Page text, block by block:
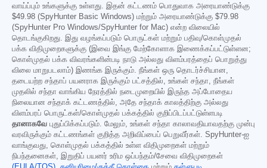
வாய்ப்பும் உங்களுக்கு உள்ளது. இதன் கட்டணம் பொதுவாக அரையாண்டுக்கு
$49.98 (SpyHunter Basic Windows) மற்றும் அரையாண்டுக்கு $79.98
(SpyHunter Pro Windows/SpyHunter for Mac) என்ற விலையில்
தொடங்குகிறது. இது வழங்கப்படும் பொருட்கள் மற்றும் பதிவு/கொள்முதல்
பக்க விதிமுறைகளுக்கு (இவை இங்கு மேற்கோளாக இணைக்கப்பட்டுள்ளன;
கொள்முதல் பக்க விவரங்களின்படி நாடு அல்லது விளம்பரத்தைப் பொறுத்து
விலை மாறுபடலாம்) இணங்க இருக்கும். நீங்கள் ஒரு தொடர்ச்சியான,
தடையற்ற சந்தாப் பயனராக இருக்கும் பட்சத்தில், உங்கள் சந்தா, நீங்கள்
முதலில் சந்தா வாங்கிய நேரத்தில் நடைமுறையில் இருந்த அப்போதைய
நிலையான சந்தாக் கட்டணத்தில், அதே சந்தாக் காலத்திற்கு அல்லது
விளம்பரப் பொருட்கள்/கொள்முதல் பக்கத்தில் குறிப்பிடப்பட்டுள்ளபடி
தானாகவே புதுப்பிக்கப்படும். மேலும், உங்கள் சந்தா காலாவதியாவதற்கு முன்பு
வரவிருக்கும் கட்டணங்கள் குறித்த அறிவிப்பைப் பெறுவீர்கள். SpyHunter-ஐ
வாங்குவது, கொள்முதல் பக்கத்தில் உள்ள விதிமுறைகள் மற்றும்
நிபந்தனைகள், இறுதிப் பயனர் உரிம ஒப்பந்தம்/சேவை விதிமுறைகள்